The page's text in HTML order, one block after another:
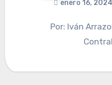
enero 16, 2024
Por: Iván Arrazola. Publicado en